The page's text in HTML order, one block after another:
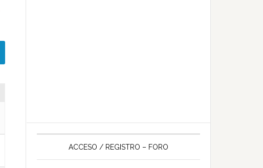
ACCESO / REGISTRO – FORO